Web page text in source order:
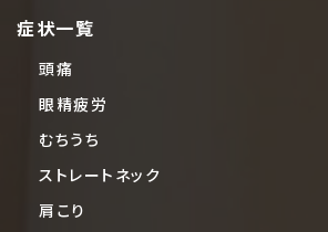
症状一覧
頭痛
眼精疲労
むちうち
ストレートネック
肩こり